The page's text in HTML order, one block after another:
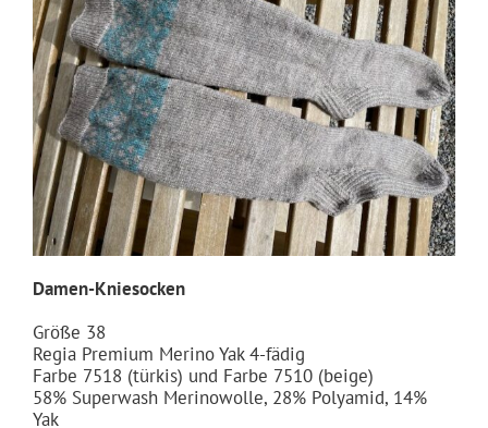
Damen-Kniesocken
Größe 38
Regia Premium Merino Yak 4-fädig
Farbe 7518 (türkis) und Farbe 7510 (beige)
58% Superwash Merinowolle, 28% Polyamid, 14%
Yak